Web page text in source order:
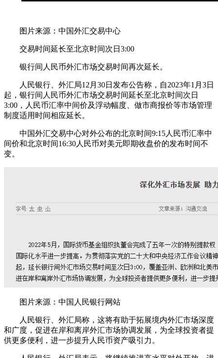
图片来源：中国外汇交易中心
交易时间延长至北京时间次日3:00
银行间人民币外汇市场交易时间再次延长。
人民银行、外汇局12月30日发布公告称，自2023年1月3日
起，银行间人民币外汇市场交易时间延长至北京时间次日
3:00，人民币汇率中间价及浮动幅度、做市商报价等市场管理
制度适用时间相应延长。
中国外汇交易中心对外公布的北京时间9:15人民币汇率中
间价和北京时间16:30人民币对美元即期收盘价的发布时间不
变。
图片来源：中国人民银行网站
人民银行、外汇局称，这将有助于拓展境内外汇市场深度
和广度，促进在岸和离岸外汇市场协调发展，为全球投资者提
供更多便利，进一步提升人民币资产吸引力。